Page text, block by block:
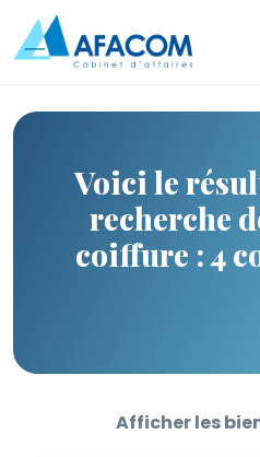
Voici le
recherche
coiffure : 4
Afficher les